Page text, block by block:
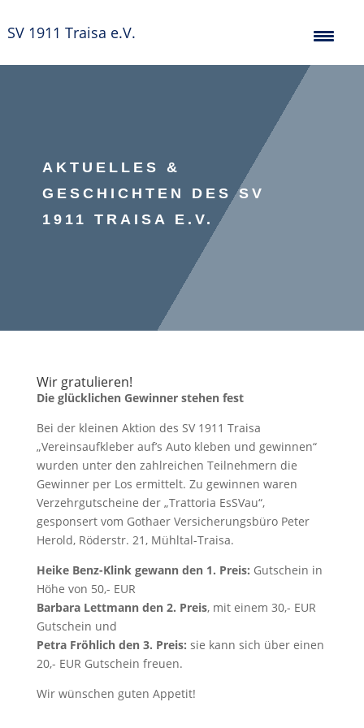
SV 1911 Traisa e.V.
AKTUELLES &
GESCHICHTEN DES SV
1911 TRAISA E.V.
Wir gratulieren!
Die glücklichen Gewinner stehen fest
Bei der kleinen Aktion des SV 1911 Traisa
„Vereinsaufkleber auf’s Auto kleben und gewinnen“
wurden unter den zahlreichen Teilnehmern die
Gewinner per Los ermittelt. Zu gewinnen waren
Verzehrgutscheine der „Trattoria EsSVau“,
gesponsert vom Gothaer Versicherungsbüro Peter
Herold, Röderstr. 21, Mühltal-Traisa.
Heike Benz-Klink gewann den 1. Preis: Gutschein in
Höhe von 50,- EUR
Barbara Lettmann den 2. Preis, mit einem 30,- EUR
Gutschein und
Petra Fröhlich den 3. Preis: sie kann sich über einen
20,- EUR Gutschein freuen.
Wir wünschen guten Appetit!